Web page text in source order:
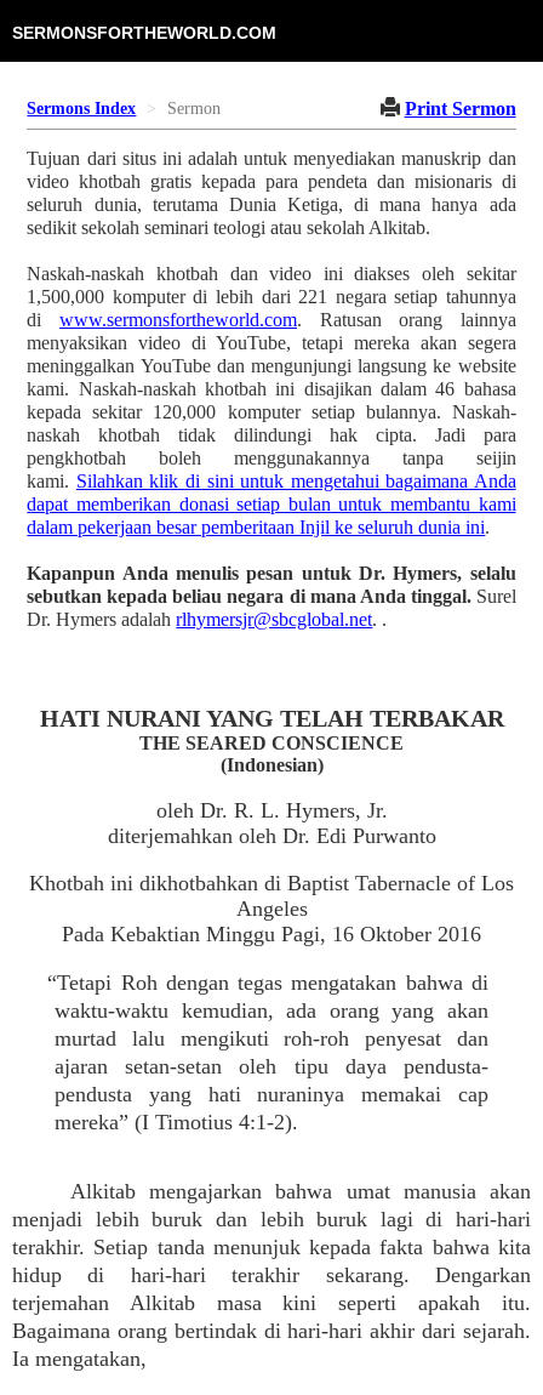
SERMONSFORTHEWORLD.COM
Sermons Index Sermon Print Sermon
Tujuan dari situs ini adalah untuk menyediakan manuskrip dan
video khotbah gratis kepada para pendeta dan misionaris di
seluruh dunia, terutama Dunia Ketiga, di mana hanya ada
sedikit sekolah seminari teologi atau sekolah Alkitab.
Naskah-naskah khotbah dan video ini diakses oleh sekitar
1,500,000 komputer di lebih dari 221 negara setiap tahunnya
di www.sermonsfortheworld.com. Ratusan orang lainnya
menyaksikan video di YouTube, tetapi mereka akan segera
meninggalkan YouTube dan mengunjungi langsung ke website
kami. Naskah-naskah khotbah ini disajikan dalam 46 bahasa
kepada sekitar 120,000 komputer setiap bulannya. Naskah-
naskah khotbah tidak dilindungi hak cipta. Jadi para
pengkhotbah boleh menggunakannya tanpa seijin
kami. Silahkan klik di sini untuk mengetahui bagaimana Anda
dapat memberikan donasi setiap bulan untuk membantu kami
dalam pekerjaan besar pemberitaan Injil ke seluruh dunia ini.
Kapanpun Anda menulis pesan untuk Dr. Hymers, selalu
sebutkan kepada beliau negara di mana Anda tinggal. Surel
Dr. Hymers adalahrlhymersjr@sbcglobal.net. .
HATI NURANI YANG TELAH TERBAKAR
THE SEARED CONSCIENCE
(Indonesian)
oleh Dr. R. L. Hymers, Jr.
diterjemahkan oleh Dr. Edi Purwanto
Khotbah ini dikhotbahkan di Baptist Tabernacle of Los
Angeles
Pada Kebaktian Minggu Pagi, 16 Oktober 2016
“Tetapi Roh dengan tegas mengatakan bahwa di
waktu-waktu kemudian, ada orang yang akan
murtad lalu mengikuti roh-roh penyesat dan
ajaran setan-setan oleh tipu daya pendusta-
pendusta yang hati nuraninya memakai cap
mereka” (I Timotius 4:1-2).
Alkitab mengajarkan bahwa umat manusia akan
menjadi lebih buruk dan lebih buruk lagi di hari-hari
terakhir. Setiap tanda menunjuk kepada fakta bahwa kita
hidup di hari-hari terakhir sekarang. Dengarkan
terjemahan Alkitab masa kini seperti apakah itu.
Bagaimana orang bertindak di hari-hari akhir dari sejarah.
Ia mengatakan,